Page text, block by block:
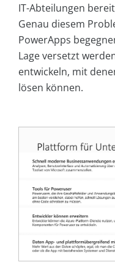
IT-Abteilungen
Genau diesem
Power­Apps
Lage versetzt
entwickeln, mit
lösen können.